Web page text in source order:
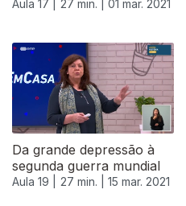
Aula 17 | 27 min. | 01 mar. 2021
Da grande depressão à
segunda guerra mundial
Aula 19 | 27 min. | 15 mar. 2021